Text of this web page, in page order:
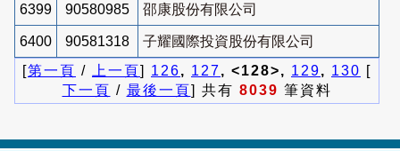
6399 90580985 邵康股份有限公司
6400 90581318
子耀國際投資股份有限公司
[第一頁 / 上一頁] 126, 127, <128>, 129, 130 [
下一頁 / 最後一頁] 共有 8039 筆資料